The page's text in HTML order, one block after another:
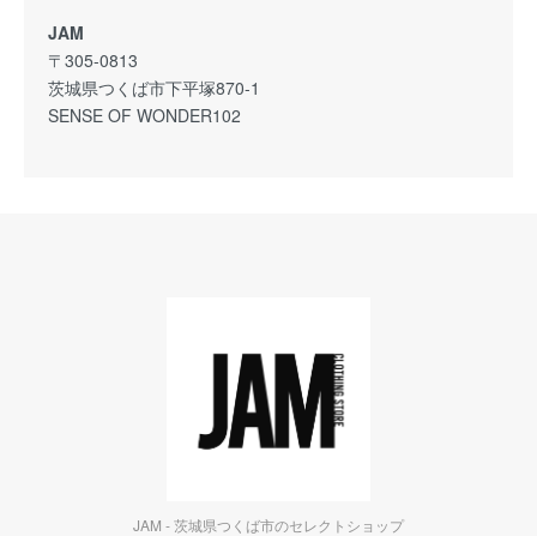
JAM
〒305-0813
茨城県つくば市下平塚870-1
SENSE OF WONDER102
JAM - 茨城県つくば市のセレクトショップ